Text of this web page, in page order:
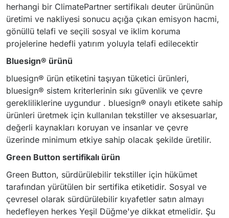
herhangi bir ClimatePartner sertifikalı deuter ürününün
üretimi ve nakliyesi sonucu açığa çıkan emisyon hacmi,
gönüllü telafi ve seçili sosyal ve iklim koruma
projelerine hedefli yatırım yoluyla telafi edilecektir
Bluesign® ürünü
bluesign® ürün etiketini taşıyan tüketici ürünleri,
bluesign® sistem kriterlerinin sıkı güvenlik ve çevre
gerekliliklerine uygundur . bluesign® onaylı etikete sahip
ürünleri üretmek için kullanılan tekstiller ve aksesuarlar,
değerli kaynakları koruyan ve insanlar ve çevre
üzerinde minimum etkiye sahip olacak şekilde üretilir.
Green Button sertifikalı ürün
Green Button, sürdürülebilir tekstiller için hükümet
tarafından yürütülen bir sertifika etiketidir. Sosyal ve
çevresel olarak sürdürülebilir kıyafetler satın almayı
hedefleyen herkes Yeşil Düğme'ye dikkat etmelidir. Şu